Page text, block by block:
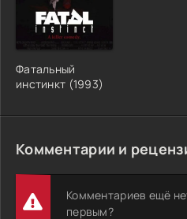
Фатальный
инстинкт (1993)
Комментарии и
Комментариев ещё
первым?